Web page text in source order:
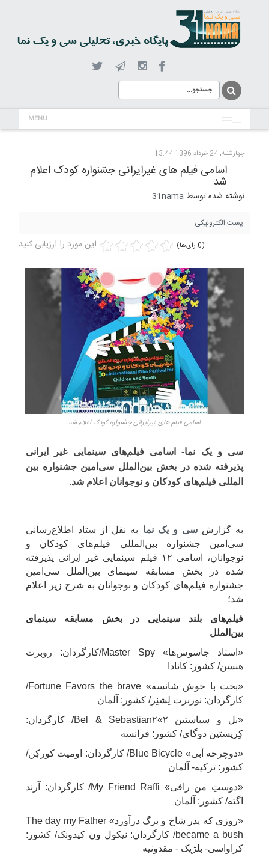
MENU
چهارشنبه, 24 خرداد 1396 13:44
اسامی فیلم های غیرایرانی جشنواره کودک اعلام
شد
نوشته شده توسط 31nama
پست الکترونیکی
این مورد را ارزیابی کنید (0 رای‌ها)
اسامی فیلم های غیرایرانی جشنواره کودک اعلام شد
سی و یک نما- اسامی فیلم‌های سینمایی غیر ایرانی
پذیرفته شده در بخش بین‌الملل سی‌امین جشنواره بین
المللی فیلم‌های کودکان و نوجوانان اعلام شد.
به گزارشسی و یک نما به نقل از ستاد اطلاع‌رسانی
سی‌امین جشنواره بین‌المللی فیلم‌های کودکان و
نوجوانان، اسامی ۱۲ فیلم سینمایی غیر ایرانی پذیرفته
شده در بخش مسابقه سینمای بین‌الملل سی‌امین
جشنواره فیلم‌های کودکان و نوجوانان به شرح زیر اعلام
شد؛
فیلم‌های بلند سینمایی در بخش مسابقه سینمای
بین‌الملل
«استاد جاسوس‌ها» Master Spy/کارگردان: روبرت
هنسن/ کشور: کانادا
«بخت با خوش شانسه» Fortune Favors the brave/
کارگردان: نوربرت لِشنِر/ کشور: آلمان
«بل و سباستین ۲»Bel & Sebastian۲/ کارگردان:
کِریستین دوگای/ کشور: فرانسه
«دوچرخه آبی» Blue Bicycle/ کارگردان: اومیت کورکِن/
کشور: ترکیه- آلمان
«دوستِ من رافی» My Friend Raffi/ کارگردان: آرند
اگته/ کشور: آلمان
«روزی که پدر شاخ و برگ درآورد» The day my Father
became a bush/ کارگردان: نیکول ون کیدونک/ کشور:
کراواسی- بلژیک - مقدونیه